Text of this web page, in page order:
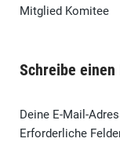
Mitglied
Schreibe einen
Deine E-Mail-
Erforderliche